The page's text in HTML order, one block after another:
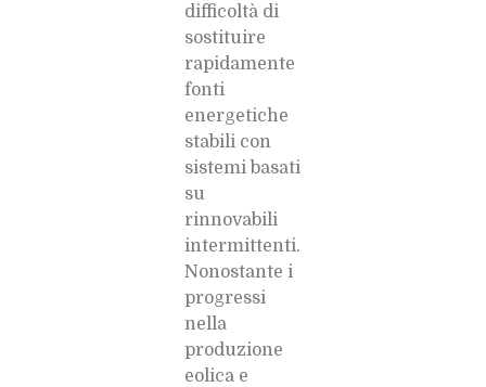
difficoltà di
sostituire
rapidamente
fonti
energetiche
stabili con
sistemi basati
su
rinnovabili
intermittenti.
Nonostante i
progressi
nella
produzione
eolica e